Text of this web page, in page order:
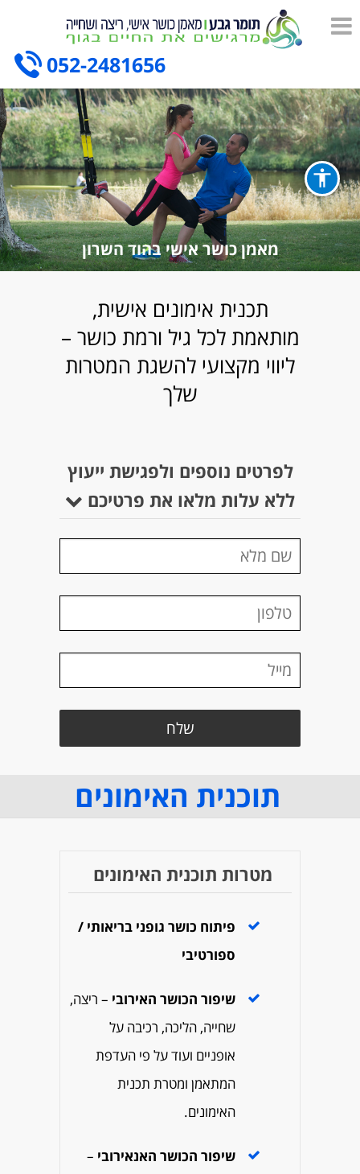
052-2481656
מאמן כושר אישי בהוד השרון
תכנית אימונים אישית,
מותאמת לכל גיל ורמת כושר –
ליווי מקצועי להשגת המטרות
שלך
לפרטים נוספים ולפגישת ייעוץ
ללא עלות מלאו את פרטיכם
תוכנית האימונים
מטרות תוכנית האימונים
פיתוח כושר גופני בריאותי /
ספורטיבי
שיפור הכושר האירובי – ריצה,
שחייה, הליכה, רכיבה על
אופניים ועוד על פי העדפת
המתאמן ומטרת תכנית
האימונים.
שיפור הכושר האנאירובי –